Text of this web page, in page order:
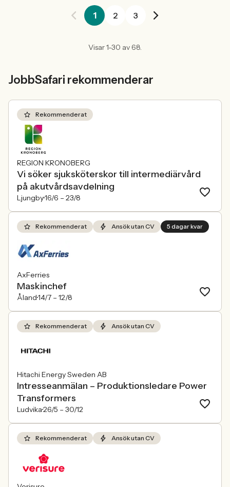
1 2 3
Visar 1-30 av 68.
JobbSafari rekommenderar
Rekommenderat
REGION KRONOBERG
Vi söker sjuksköterskor till intermediärvård
på akutvårdsavdelning
Ljungby16/6 – 23/8
Rekommenderat Ansök utan CV 5 dagar kvar
AxFerries
Maskinchef
Åland14/7 – 12/8
Rekommenderat Ansök utan CV
Hitachi Energy Sweden AB
Intresseanmälan – Produktionsledare Power
Transformers
Ludvika26/5 – 30/12
Rekommenderat Ansök utan CV